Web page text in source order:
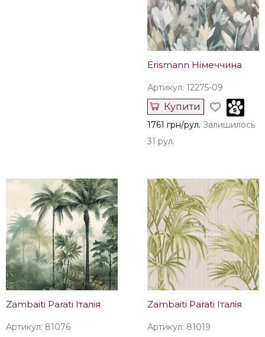
Erismann Німеччина
Артикул: 12275-09
Купити
1761 грн/рул. Залишилось
31 рул.
Zambaiti Parati Італія
Артикул: 81076
Zambaiti Parati Італія
Артикул: 81019